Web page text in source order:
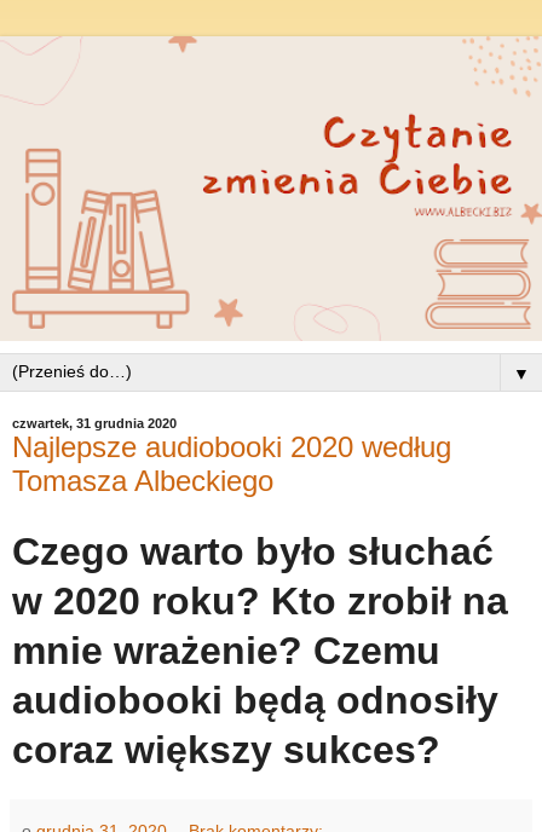
▼
czwartek, 31 grudnia 2020
Najlepsze audiobooki 2020 według
Tomasza Albeckiego
Czego warto było słuchać
w 2020 roku? Kto zrobił na
mnie wrażenie? Czemu
audiobooki będą odnosiły
coraz większy sukces?